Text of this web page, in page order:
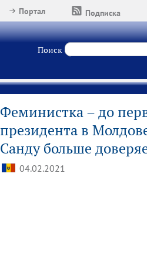
Подписка
Портал
Поиск
Феминистка – до
президента в
Санду больше
04.02.2021